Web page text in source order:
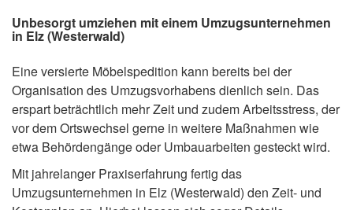
Unbesorgt umziehen mit einem Umzugsunternehmen
in Elz (Westerwald)
Eine versierte Möbelspedition kann bereits bei der
Organisation des Umzugsvorhabens dienlich sein. Das
erspart beträchtlich mehr Zeit und zudem Arbeitsstress, der
vor dem Ortswechsel gerne in weitere Maßnahmen wie
etwa Behördengänge oder Umbauarbeiten gesteckt wird.
Mit jahrelanger Praxiserfahrung fertig das
Umzugsunternehmen in Elz (Westerwald) den Zeit- und